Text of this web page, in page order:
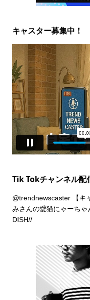
キャスター募集中！
Tik Tokチャンネル配
@trendnewscaster【キ
みさんの愛猫にゃーち
DISH//